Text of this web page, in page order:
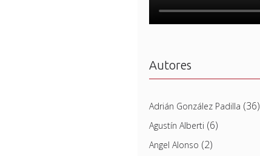
Autores
Adrián González Padilla (36)
Agustín Alberti (6)
Angel Alonso (2)